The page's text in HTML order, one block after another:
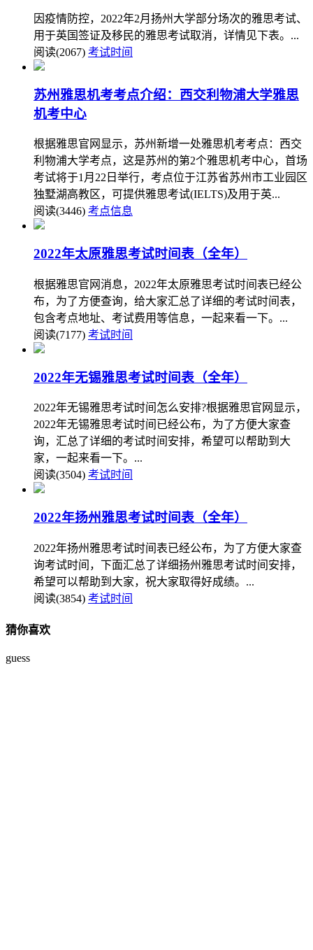
因疫情防控，2022年2月扬州大学部分场次的雅思考试、
用于英国签证及移民的雅思考试取消，详情见下表。...
阅读(2067) 考试时间
苏州雅思机考考点介绍：西交利物浦大学雅思
机考中心
根据雅思官网显示，苏州新增一处雅思机考考点：西交
利物浦大学考点，这是苏州的第2个雅思机考中心，首场
考试将于1月22日举行，考点位于江苏省苏州市工业园区
独墅湖高教区，可提供雅思考试(IELTS)及用于英...
阅读(3446) 考点信息
2022年太原雅思考试时间表（全年）
根据雅思官网消息，2022年太原雅思考试时间表已经公
布，为了方便查询，给大家汇总了详细的考试时间表，
包含考点地址、考试费用等信息，一起来看一下。...
阅读(7177) 考试时间
2022年无锡雅思考试时间表（全年）
2022年无锡雅思考试时间怎么安排?根据雅思官网显示，
2022年无锡雅思考试时间已经公布，为了方便大家查
询，汇总了详细的考试时间安排，希望可以帮助到大
家，一起来看一下。...
阅读(3504) 考试时间
2022年扬州雅思考试时间表（全年）
2022年扬州雅思考试时间表已经公布，为了方便大家查
询考试时间，下面汇总了详细扬州雅思考试时间安排，
希望可以帮助到大家，祝大家取得好成绩。...
阅读(3854) 考试时间
猜你喜欢
guess